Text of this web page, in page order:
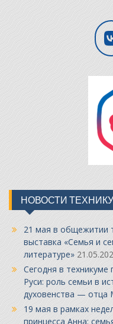
НОВОСТИ
21 мая в общежитии
выставка «Семья и
литературе»
Сегодня в
Руси: роль семьи в
духовенства — отца
19 мая в рамках
принцесса Анна: